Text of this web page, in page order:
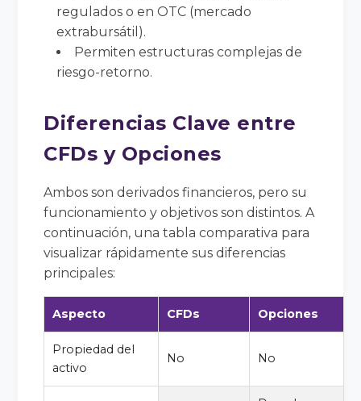
regulados o en OTC (mercado
extrabursátil).
Permiten estructuras complejas de
riesgo-retorno.
Diferencias Clave entre
CFDs y Opciones
Ambos son derivados financieros, pero su
funcionamiento y objetivos son distintos. A
continuación, una tabla comparativa para
visualizar rápidamente sus diferencias
principales:
Aspecto CFDs Opciones
Propiedad del
activo
No No